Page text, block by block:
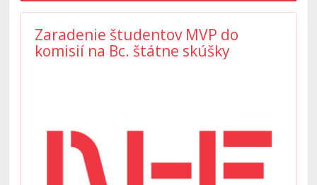
Zaradenie študentov MVP do
komisií na Bc. štátne skúšky